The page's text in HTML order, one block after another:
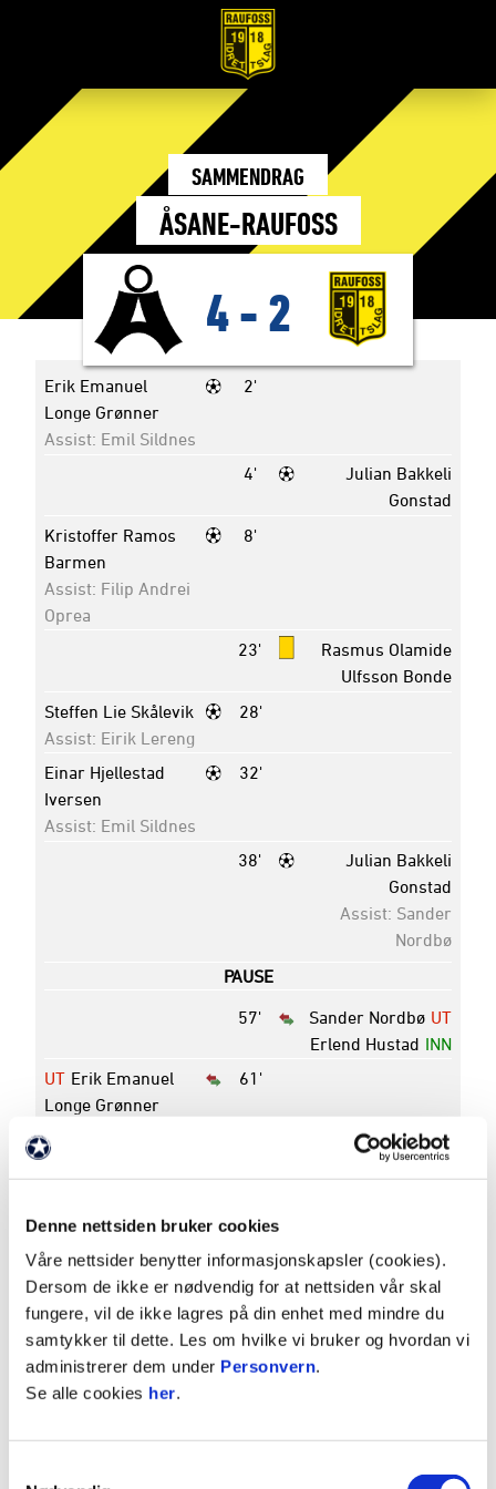
Denne nettsiden bruker cookies
Våre nettsider benytter informasjonskapsler (cookies).
Dersom de ikke er nødvendig for at nettsiden vår skal
fungere, vil de ikke lagres på din enhet med mindre du
samtykker til dette. Les om hvilke vi bruker og hvordan vi
administrerer dem under Personvern.
Se alle cookies her.
SAMMENDRAG
ÅSANE-RAUFOSS
4- 2
2'
Erik Emanuel
Longe Grønner
Assist: Emil Sildnes
4'
Julian Bakkeli
Gonstad
8'
Kristoffer Ramos
Barmen
Assist: Filip Andrei
Oprea
23'
Rasmus Olamide
Ulfsson Bonde
28'
Steffen Lie Skålevik
Assist: Eirik Lereng
32'
Einar Hjellestad
Iversen
Assist: Emil Sildnes
38'
Julian Bakkeli
Gonstad
Assist: Sander
Nordbø
PAUSE
57' UT
Sander Nordbø
INN
Erlend Hustad
61'
UT Erik Emanuel
Longe Grønner
Myklebust
Nygard
Tesfazgyi Gebrezgi
68'
UT Steffen Lie
Skålevik
INN Dennis Møller
Wolfe
Aanesland